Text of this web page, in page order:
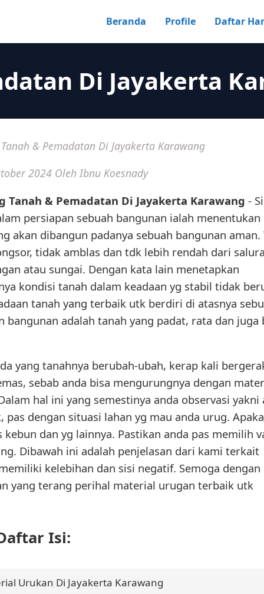
Beranda Profile Daftar
Di Jayakerta
& Pemadatan Di Jayakerta Karawang
2024 Oleh Ibnu Koesnady
Tanah & Pemadatan Di Jayakerta Karawang -
persiapan sebuah bangunan ialah menentukan
akan dibangun padanya sebuah bangunan aman.
tidak amblas dan tdk lebih rendah dari
atau sungai. Dengan kata lain menetapkan
kondisi tanah dalam keadaan yg stabil tidak
tanah yang terbaik utk berdiri di atasnya
bangunan adalah tanah yang padat, rata dan juga
yang tanahnya berubah-ubah, kerap kali
sebab anda bisa mengurungnya dengan
hal ini yang semestinya anda observasi yakni
dengan situasi lahan yg mau anda urug.
dan yg lainnya. Pastikan anda pas memilih
Dibawah ini adalah penjelasan dari kami terkait
kelebihan dan sisi negatif. Semoga dengan
yang terang perihal material urugan terbaik utk
Isi:
Urukan Di Jayakerta Karawang